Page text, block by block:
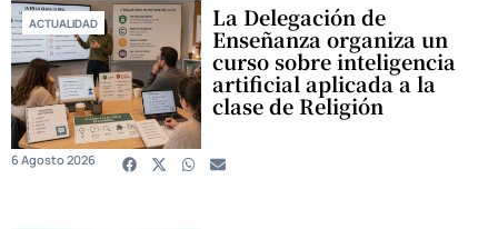
ACTUALIDAD La Delegación de
Enseñanza organiza un
curso sobre inteligencia
artificial aplicada a la
clase de Religión
6 Agosto 2026